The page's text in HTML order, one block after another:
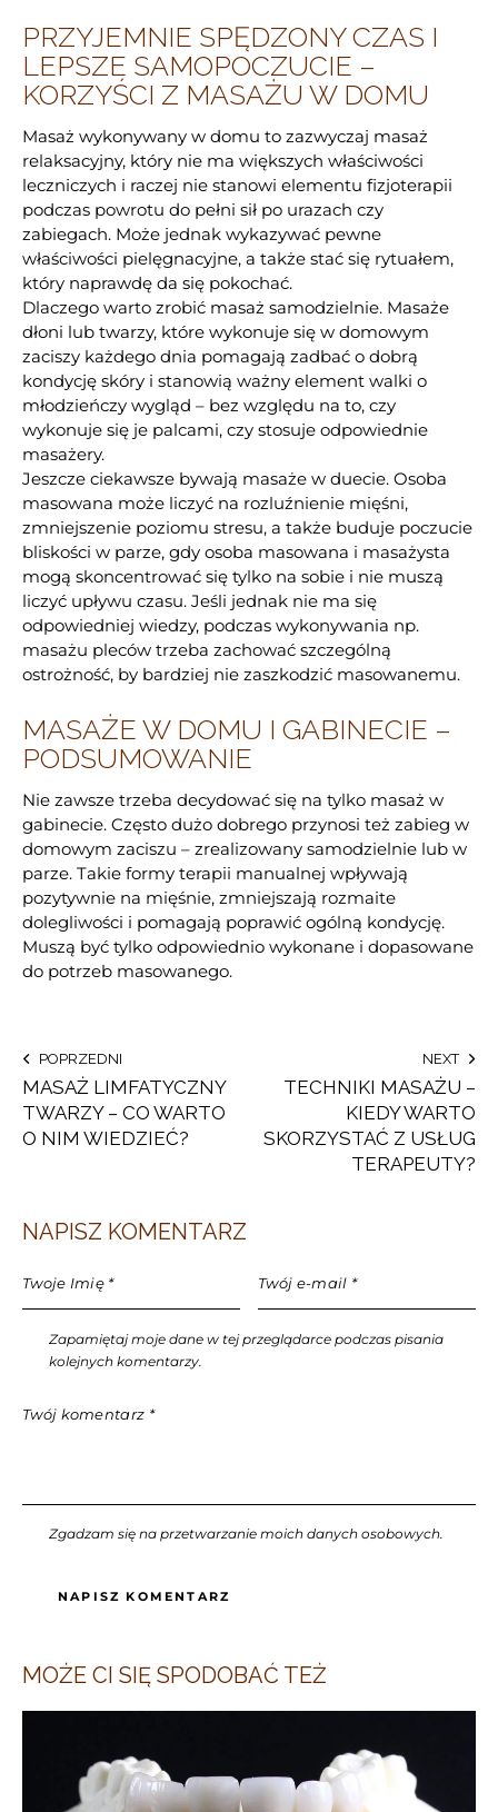
PRZYJEMNIE SPĘDZONY CZAS I
LEPSZE SAMOPOCZUCIE –
KORZYŚCI Z MASAŻU W DOMU
Masaż wykonywany w domu to zazwyczaj masaż
relaksacyjny, który nie ma większych właściwości
leczniczych i raczej nie stanowi elementu fizjoterapii
podczas powrotu do pełni sił po urazach czy
zabiegach. Może jednak wykazywać pewne
właściwości pielęgnacyjne, a także stać się rytuałem,
który naprawdę da się pokochać.
Dlaczego warto zrobić masaż samodzielnie. Masaże
dłoni lub twarzy, które wykonuje się w domowym
zaciszy każdego dnia pomagają zadbać o dobrą
kondycję skóry i stanowią ważny element walki o
młodzieńczy wygląd – bez względu na to, czy
wykonuje się je palcami, czy stosuje odpowiednie
masażery.
Jeszcze ciekawsze bywają masaże w duecie. Osoba
masowana może liczyć na rozluźnienie mięśni,
zmniejszenie poziomu stresu, a także buduje poczucie
bliskości w parze, gdy osoba masowana i masażysta
mogą skoncentrować się tylko na sobie i nie muszą
liczyć upływu czasu. Jeśli jednak nie ma się
odpowiedniej wiedzy, podczas wykonywania np.
masażu pleców trzeba zachować szczególną
ostrożność, by bardziej nie zaszkodzić masowanemu.
MASAŻE W DOMU I GABINECIE –
PODSUMOWANIE
Nie zawsze trzeba decydować się na tylko masaż w
gabinecie. Często dużo dobrego przynosi też zabieg w
domowym zaciszu – zrealizowany samodzielnie lub w
parze. Takie formy terapii manualnej wpływają
pozytywnie na mięśnie, zmniejszają rozmaite
dolegliwości i pomagają poprawić ogólną kondycję.
Muszą być tylko odpowiednio wykonane i dopasowane
do potrzeb masowanego.
POPRZEDNI
MASAŻ LIMFATYCZNY
TWARZY – CO WARTO
O NIM WIEDZIEĆ?
NEXT
TECHNIKI MASAŻU –
KIEDY WARTO
SKORZYSTAĆ Z USŁUG
TERAPEUTY?
NAPISZ KOMENTARZ
Zapamiętaj moje dane w tej przeglądarce podczas pisania
kolejnych komentarzy.
Zgadzam się na przetwarzanie moich danych osobowych.
MOŻE CI SIĘ SPODOBAĆ TEŻ